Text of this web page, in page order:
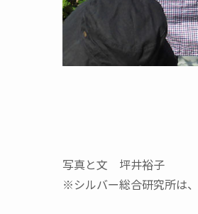
写真と文 坪井裕子
※シルバー総合研究所は、